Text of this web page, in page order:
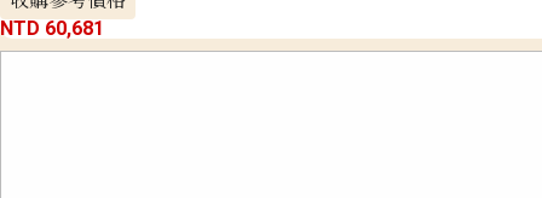
NTD 60,681